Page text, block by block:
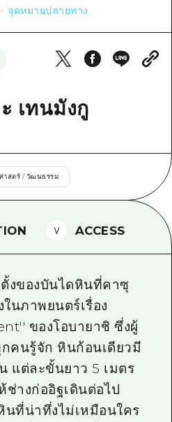
ทิงยามค่ำคืน
บๆ มิยาจิมะ
เมะ
ง
าจรรอง
ค่าตั๋วเที่ยวคุ้มค่า
ฟรี Wi-Fi
ม่า
บบ่อย
ดรูปภาพ
ขนส่งระหว่างเกิดภัยพิบัติ
จุดหมายปลายทาง
เทนมังกู
าสตร์ / วัฒนธรรม
ACCESS
งของบันไดหินที่คาซุ
นภาพยนตร์เรื่อง
ของโอบายาชิ ซึ่งผู้
คนรู้จัก หินก้อนเดียวมี
แต่ละขั้นยาว 5 เมตร
ช่างก่ออิฐเดินต่อไป
ที่น่าทึ่งไม่เหมือนใคร